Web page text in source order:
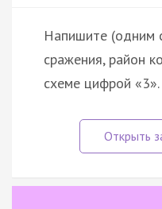
Напишите (одним
сражения, район
схеме цифрой «3».